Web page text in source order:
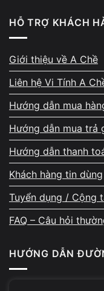
Bạn nên hỏi rõ quy
Quy trình báo giá
Kỹ thuật viên kiểm
→ mới tiến hành sửa.
👉 Nếu máy đã quá
tham khảothu mua
Quy trình tiếp
bị mờ màn
HỖ TRỢ KHÁCH
Giới thiệu về A Chề
Liên hệ Vi Tính A
Hướng dẫn mua
Hướng dẫn mua trả
Hướng dẫn thanh
Khách hàng tin dùng
Tuyển dụng / Cộng
FAQ – Câu hỏi
HƯỚNG DẪN